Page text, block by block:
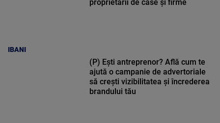
IBANI
proprietarii de case și firme
(P) Ești antreprenor? Află cum te
ajută o campanie de advertoriale
să crești vizibilitatea și încrederea
brandului tău